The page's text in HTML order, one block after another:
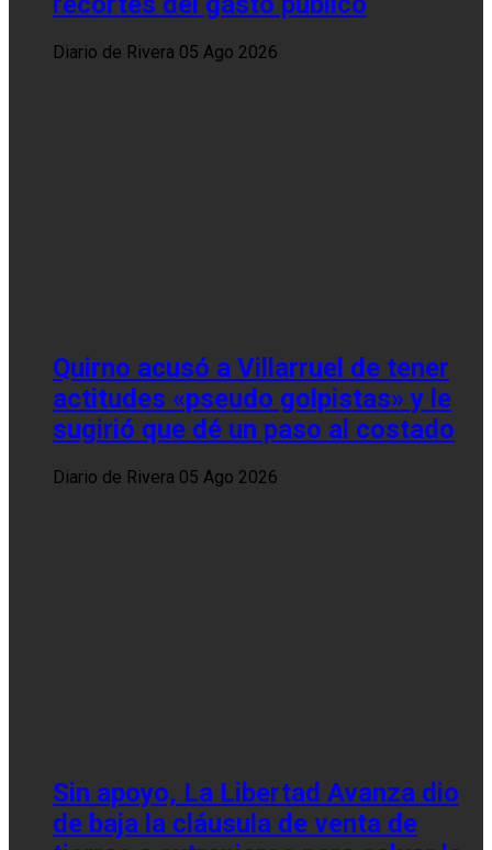
Diario de Rivera 05 Ago 2026
Quirno acusó a Villarruel de tener
actitudes «pseudo golpistas» y le
sugirió que dé un paso al costado
Diario de Rivera 05 Ago 2026
Sin apoyo, La Libertad Avanza dio
de baja la cláusula de venta de